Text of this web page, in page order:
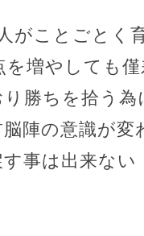
がことごとく
増やしても
勝ちを拾う為
陣の意識が変
事は出来ない